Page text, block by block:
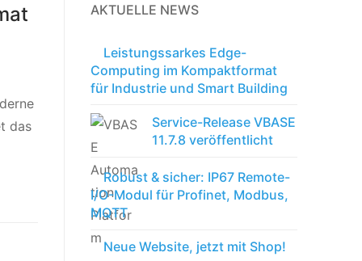
das
AKTUELLE NEWS
Leistungssarkes Edge-
Computing im Kompaktformat
für Industrie und Smart Building
Service-Release VBASE
11.7.8 veröffentlicht
Robust & sicher: IP67 Remote-
I/O-Modul für Profinet, Modbus,
MQTT
Neue Website, jetzt mit Shop!